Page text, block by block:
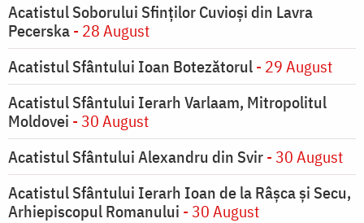
Acatistul Soborului Sfinților Cuvioși din Lavra
Pecerska- 28 August
Acatistul Sfântului Ioan Botezătorul- 29 August
Acatistul Sfântului Ierarh Varlaam, Mitropolitul
Moldovei - 30 August
Acatistul Sfântului Alexandru din Svir- 30 August
Acatistul Sfântului Ierarh Ioan de la Râşca şi Secu,
Arhiepiscopul Romanului - 30 August